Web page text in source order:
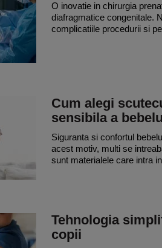
O inovatie in chirurgia
diafragmatice congenitale.
complicatiile procedurii si
Cum alegi
sensibila a
Siguranta si confortul
acest motiv, multi se
sunt materialele care intra
Tehnologia
copii